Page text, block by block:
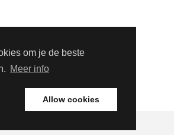
om je de beste
Meer info
Allow cookies